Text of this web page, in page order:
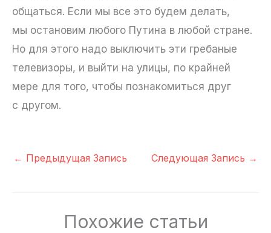
общаться. Если мы все это будем делать,
мы остановим любого Путина в любой стране.
Но для этого надо выключить эти гребаные
телевизоры, и выйти на улицы, по крайней
мере для того, чтобы познакомиться друг
с другом.
← Предыдущая Запись Следующая Запись →
Похожие статьи